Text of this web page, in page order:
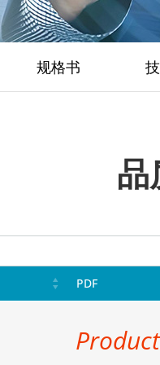
规格书
品
PDF